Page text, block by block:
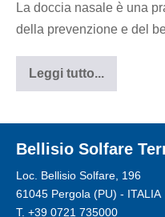
alle
vie
respiratorie?
La doccia nasale è una
della prevenzione e del
Leggi tutto...
Doccia
nasale:
alle
vie
respiratorie?
Bellisio Solfare
Loc. Bellisio Solfare, 196
61045 Pergola (PU) - ITALIA
T. +39 0721 735000